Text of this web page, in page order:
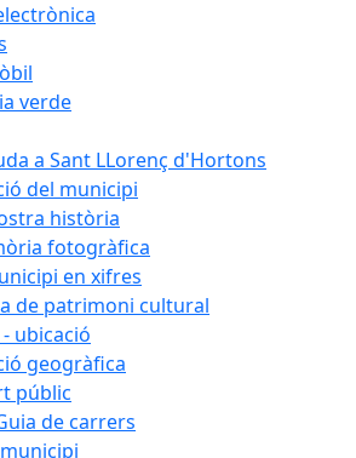
verde
a Sant LLorenç d'Hortons
del municipi
història
fotogràfica
en xifres
de patrimoni cultural
ubicació
geogràfica
públic
de carrers